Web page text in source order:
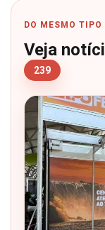
DO MESMO TIPO
Veja
239